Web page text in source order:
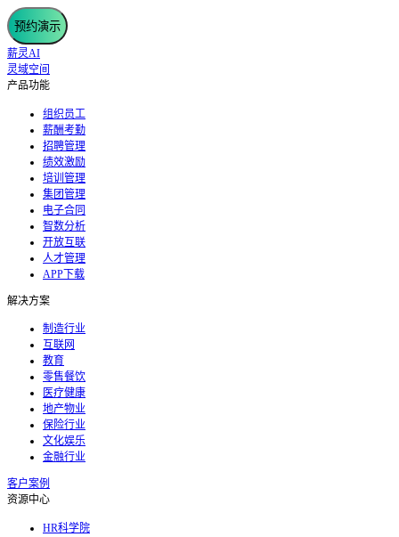
预约演示
薪灵AI
灵域空间
产品功能
组织员工
薪酬考勤
招聘管理
绩效激励
培训管理
集团管理
电子合同
智数分析
开放互联
人才管理
APP下载
解决方案
制造行业
互联网
教育
零售餐饮
医疗健康
地产物业
保险行业
文化娱乐
金融行业
客户案例
资源中心
HR科学院